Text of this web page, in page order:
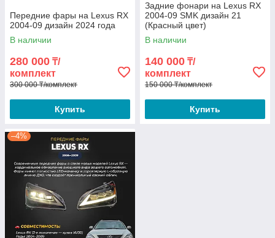
Передние фары на Lexus RX
2004-09 дизайн 2024 года
В наличии
280 000 ₸/
комплект
300 000 ₸/комплект
Купить
Задние фонари на Lexus RX
2004-09 SMK дизайн 21
(Красный цвет)
В наличии
140 000 ₸/
комплект
150 000 ₸/комплект
Купить
–4%